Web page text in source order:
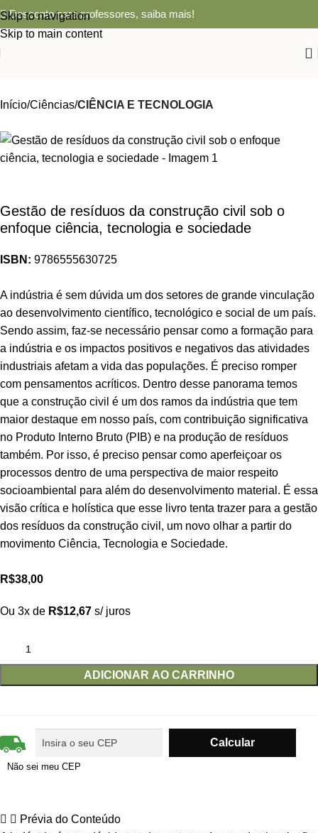
Skip to navigation
Skip to main content
Desconto para professores, saiba mais!
0
Início Ciências CIÊNCIA E TECNOLOGIA
Gestão de resíduos da construção civil sob o
enfoque ciência, tecnologia e sociedade
ISBN: 9786555630725
A indústria é sem dúvida um dos setores de grande vinculação
ao desenvolvimento científico, tecnológico e social de um país.
Sendo assim, faz-se necessário pensar como a formação para
a indústria e os impactos positivos e negativos das atividades
industriais afetam a vida das populações. É preciso romper
com pensamentos acríticos. Dentro desse panorama temos
que a construção civil é um dos ramos da indústria que tem
maior destaque em nosso país, com contribuição significativa
no Produto Interno Bruto (PIB) e na produção de resíduos
também. Por isso, é preciso pensar como aperfeiçoar os
processos dentro de uma perspectiva de maior respeito
socioambiental para além do desenvolvimento material. É essa
visão crítica e holística que esse livro tenta trazer para a gestão
dos resíduos da construção civil, um novo olhar a partir do
movimento Ciência, Tecnologia e Sociedade.
R$38,00
Ou 3x de R$12,67 s/ juros
ADICIONAR AO CARRINHO
Não sei meu CEP
Prévia do Conteúdo